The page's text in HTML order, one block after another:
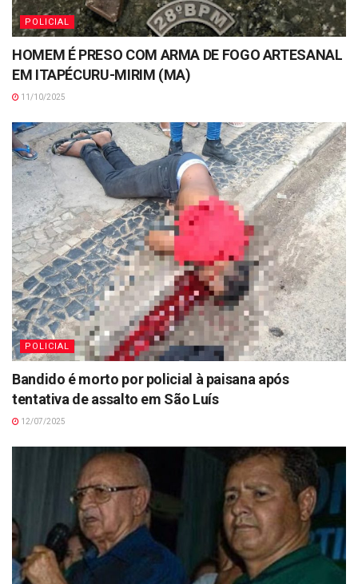
POLICIAL
HOMEM É PRESO COM ARMA DE FOGO ARTESANAL
EM ITAPÉCURU-MIRIM (MA)
11/10/2025
POLICIAL
Bandido é morto por policial à paisana após
tentativa de assalto em São Luís
12/07/2025